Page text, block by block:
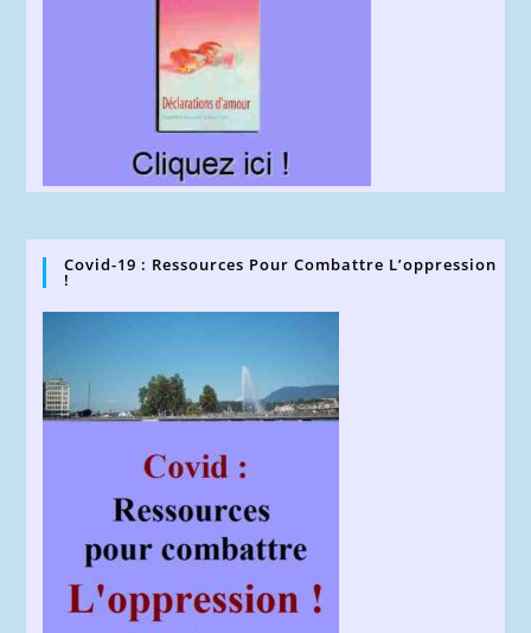
Covid-19 : Ressources Pour Combattre L’oppression
!